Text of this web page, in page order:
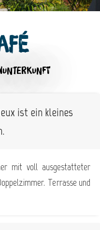
ist ein kleines
mit voll ausgestatteter
Terrasse und